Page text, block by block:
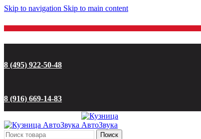
Skip to navigation Skip to main content
8 (495) 922-50-48
8 (916) 669-14-83
Поиск